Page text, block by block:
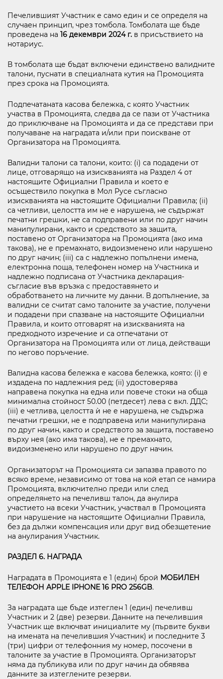
Печелившият Участник е само един и се определя на
случаен принцип, чрез томбола. Томболата ще бъде
проведена на 16 декември 2024 г. в присъствието на
нотариус.
В томболата ще бъдат включени единствено валидните
талони, пуснати в специалната кутия на Промоцията
през срока на Промоцията.
Подпечатаната касова бележка, с която Участник
участва в Промоцията, следва да се пази от Участника
до приключване на Промоцията и да се представи при
получаване на наградата и/или при поискване от
Организатора на Промоцията.
Валидни талони са талони, които: (i) са подадени от
лице, отговарящо на изискванията на Раздел 4 от
настоящите Официални Правила и което е
осъществило покупка в Мол Русе съгласно
изискванията на настоящите Официални Правила; (ii)
са четливи, целостта им не е нарушена, не съдържат
печатни грешки, не са подправени или по друг начин
манипулирани, както и средството за защита,
поставено от Организатора на Промоцията (ако има
такова), не е премахнато, видоизменено или нарушено
по друг начин; (iii) са с надлежно попълнени имена,
електронна поща, телефонен номер на Участника и
надлежно подписана от Участника декларация-
съгласие във връзка с предоставянето и
обработването на личните му данни. В допълнение, за
валидни се считат само талоните за участие, получени
и подадени при спазване на настоящите Официални
Правила, и които отговарят на изискванията на
предходното изречение и са отпечатани от
Организатора на Промоцията или от лица, действащи
по негово поръчение.
Валидна касова бележка е касова бележка, която: (i) е
издадена по надлежния ред; (ii) удостоверява
направена покупка на една или повече стоки на обща
минимална стойност 50.00 (петдесет) лева с вкл. ДДС;
(iii) е четлива, целостта ѝ не е нарушена, не съдържа
печатни грешки, не е подправена или манипулирана
по друг начин, както и средството за защита, поставено
върху нея (ако има такова), не е премахнато,
видоизменено или нарушено по друг начин.
Организаторът на Промоцията си запазва правото по
всяко време, независимо от това на кой етап се намира
Промоцията, включително преди или след
определянето на печеливш талон, да анулира
участието на всеки Участник, участвал в Промоцията
при нарушение на настоящите Официални Правила,
без да дължи компенсация или друг вид обезщетение
на анулирания Участник.
РАЗДЕЛ 6. НАГРАДА
Наградата в Промоцията е 1 (един) брой МОБИЛЕН
ТЕЛЕФОН APPLE IPHONE 16 PRO 256GB.
За наградата ще бъде изтеглен 1 (един) печеливш
Участник и 2 (две) резерви. Данните на печелившия
Участник ще включват инициалите му (първите букви
на имената на печелившия Участник) и последните 3
(три) цифри от телефонния му номер, посочени в
талоните за участие в Промоцията. Организаторът
няма да публикува или по друг начин да обявява
данните за изтеглените резерви.